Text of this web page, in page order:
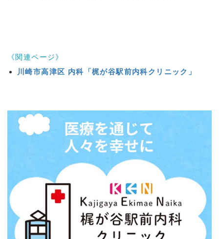
《関連ページ》
川崎市高津区 内科「梶が谷駅前内科クリニック」